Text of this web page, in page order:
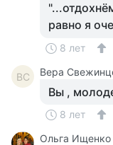
равно я
8 лет
ВС Вера
Вы ,
8 лет
Ольга Ищенко